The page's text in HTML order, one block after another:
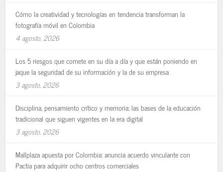
Cómo la creatividad y tecnologías en tendencia transforman la
fotografía móvil en Colombia
4 agosto, 2026
Los 5 riesgos que comete en su día a día y que están poniendo en
jaque la seguridad de su información y la de su empresa
3 agosto, 2026
Disciplina, pensamiento crítico y memoria: las bases de la educación
tradicional que siguen vigentes en la era digital
3 agosto, 2026
Mallplaza apuesta por Colombia: anuncia acuerdo vinculante con
Pactia para adquirir ocho centros comerciales